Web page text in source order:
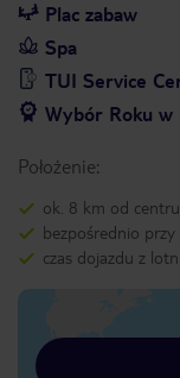
Plac zabaw
Spa
TUI Service
Wybór Roku w
Położenie:
ok. 8 km od
bezpośrednio przy
czas dojazdu z